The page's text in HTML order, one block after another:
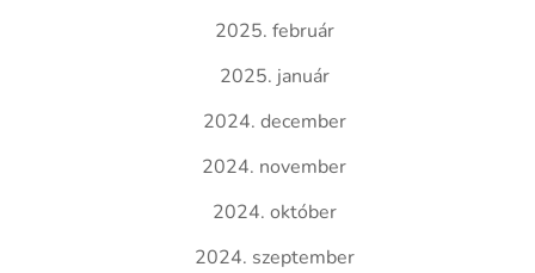
2025. február
2025. január
2024. december
2024. november
2024. október
2024. szeptember